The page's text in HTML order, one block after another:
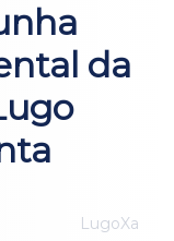
da
LugoXa